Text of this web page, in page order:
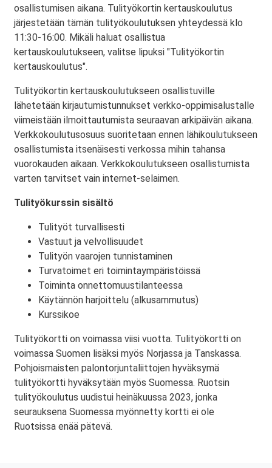
osallistumisen aikana. Tulityökortin kertauskoulutus
järjestetään tämän tulityökoulutuksen yhteydessä klo
11:30-16:00. Mikäli haluat osallistua
kertauskoulutukseen, valitse lipuksi "Tulityökortin
kertauskoulutus".
Tulityökortin kertauskoulutukseen osallistuville
lähetetään kirjautumistunnukset verkko-oppimisalustalle
viimeistään ilmoittautumista seuraavan arkipäivän aikana.
Verkkokoulutusosuus suoritetaan ennen lähikoulutukseen
osallistumista itsenäisesti verkossa mihin tahansa
vuorokauden aikaan. Verkkokoulutukseen osallistumista
varten tarvitset vain internet-selaimen.
Tulityökurssin sisältö
Tulityöt turvallisesti
Vastuut ja velvollisuudet
Tulityön vaarojen tunnistaminen
Turvatoimet eri toimintaympäristöissä
Toiminta onnettomuustilanteessa
Käytännön harjoittelu (alkusammutus)
Kurssikoe
Tulityökortti on voimassa viisi vuotta. Tulityökortti on
voimassa Suomen lisäksi myös Norjassa ja Tanskassa.
Pohjoismaisten palontorjuntaliittojen hyväksymä
tulityökortti hyväksytään myös Suomessa. Ruotsin
tulityökoulutus uudistui heinäkuussa 2023, jonka
seurauksena Suomessa myönnetty kortti ei ole
Ruotsissa enää pätevä.